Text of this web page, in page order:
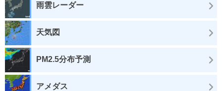
雨雲レーダー
天気図
PM2.5分布予測
アメダス